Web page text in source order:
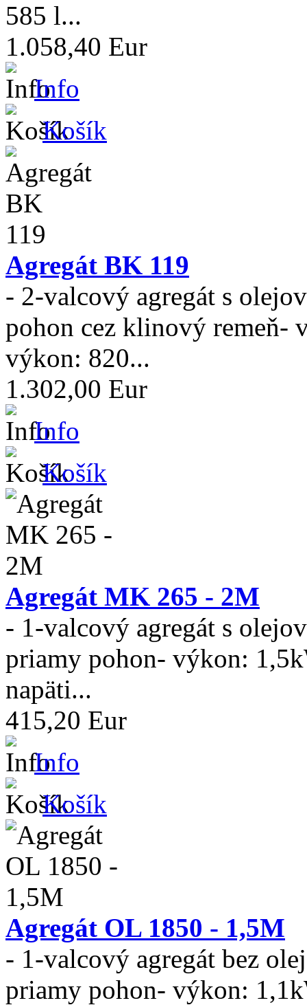
585 l...
1.058,40 Eur
Info
Košík
Agregát BK 119
- 2-valcový agregát s
pohon cez klinový remeň-
výkon: 820...
1.302,00 Eur
Info
Košík
Agregát MK 265 - 2M
- 1-valcový agregát s
priamy pohon- výkon:
napäti...
415,20 Eur
Info
Košík
Agregát OL 1850 - 1,5M
- 1-valcový agregát bez
priamy pohon- výkon: